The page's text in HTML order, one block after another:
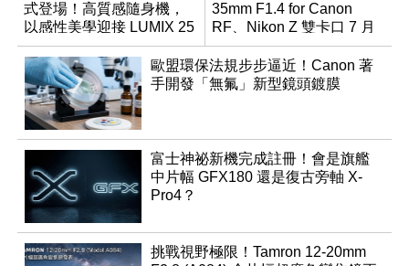
式登場！高質感隨身機，
以感性美學迎接 LUMIX 25
週年
35mm F1.4 for Canon
RF、Nikon Z 雙卡口 7 月
同步登台
歐盟環保法規步步逼近！Canon 著
手開發「無氟」新型鏡頭鍍膜
富士神祕新機完成註冊！會是旗艦
中片幅 GFX180 還是復古旁軸 X-
Pro4？
挑戰視野極限！Tamron 12-20mm